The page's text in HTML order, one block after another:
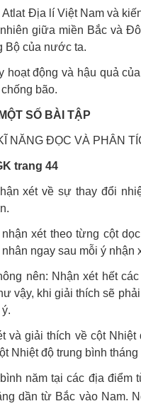
Địa lí Việt Nam và
giữa miền Bắc và
Bộ của nước ta.
hoạt động và hậu quả
bão.
SỐ BÀI TẬP
NĂNG ĐỌC VÀ PHÂN
trang 44
xét về sự thay đổi
xét theo từng cột
ngay sau mỗi ý nhận
xét hết các cột
vậy, khi giải thích sẽ
và giải thích về cột
Nhiệt độ trung bình tháng
năm tại các địa điểm
dần từ Bắc vào Nam.